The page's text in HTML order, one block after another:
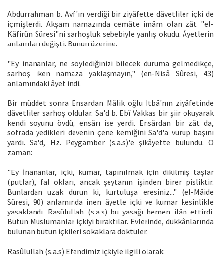
Abdurrahman b. Avf'ın verdiği bir ziyâfette dâvetliler içki de
içmişlerdi. Akşam namazında cemâte imâm olan zât "el-
Kâfirûn Sûresi"ni sarhoşluk sebebiyle yanlış okudu. Âyetlerin
anlamları değişti. Bunun üzerine:
"Ey inananlar, ne söylediğinizi bilecek duruma gelmedikçe,
sarhoş iken namaza yaklaşmayın," (en-Nisâ Sûresi, 43)
anlamındaki âyet indi.
Bir müddet sonra Ensardan Mâlik oğlu Itbâ'nın ziyâfetinde
dâvetliler sarhoş oldular. Sa'd b. Ebî Vakkas bir şiir okuyarak
kendi soyunu övdü, ensârı ise yerdi. Ensârdan bir zât da,
sofrada yedikleri devenin çene kemiğini Sa'd'a vurup başını
yardı. Sa'd, Hz. Peygamber (s.a.s)'e şikâyette bulundu. O
zaman:
"Ey İnananlar, içki, kumar, tapınılmak için dikilmiş taşlar
(putlar), fal okları, ancak şeytanın işinden birer pisliktir.
Bunlardan uzak durun ki, kurtuluşa eresiniz..." (el-Mâide
Sûresi, 90) anlamında inen âyetle içki ve kumar kesinlikle
yasaklandı. Rasûlullah (s.a.s) bu yasağı hemen ilân ettirdi.
Bütün Müslümanlar içkiyi bıraktılar. Evlerinde, dükkânlarında
bulunan bütün içkileri sokaklara döktüler.
Rasûlullah (s.a.s) Efendimiz içkiyle ilgili olarak: